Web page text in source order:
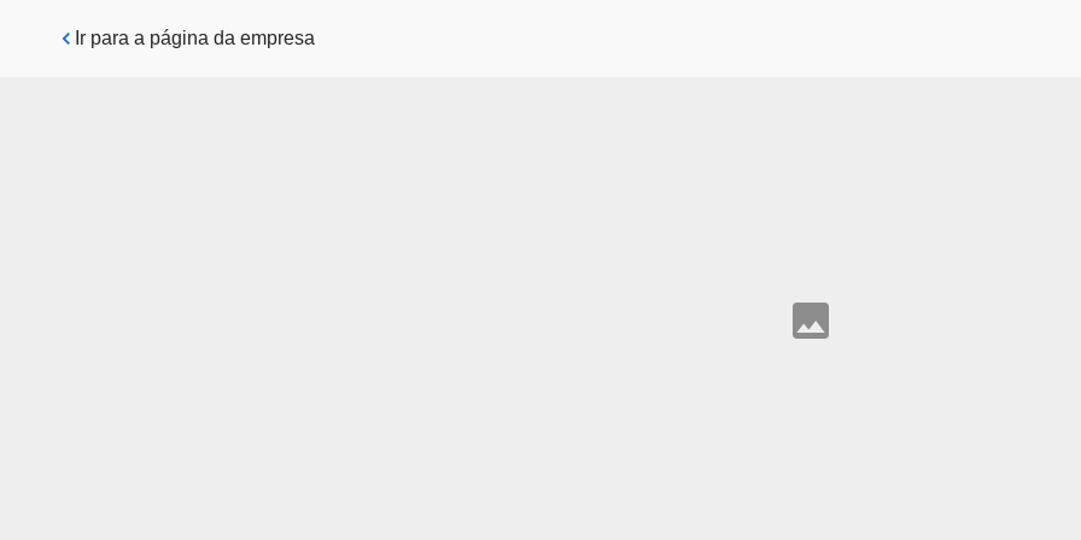
Pular para o conteúdo principal
Ir para a página da empresa